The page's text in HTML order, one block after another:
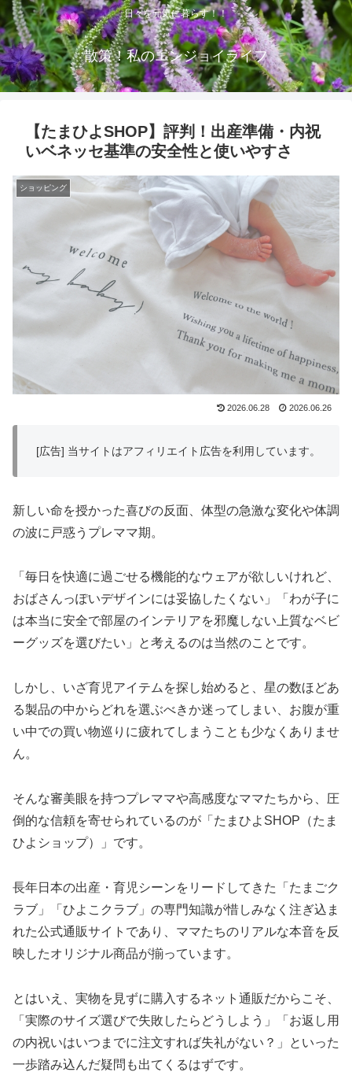
日々を元気に暮らす！！
散策！私のエンジョイライフ
【たまひよSHOP】評判！出産準備・内祝
いベネッセ基準の安全性と使いやすさ
ショッピング
2026.06.28 2026.06.26
[広告] 当サイトはアフィリエイト広告を利用しています。
新しい命を授かった喜びの反面、体型の急激な変化や体調
の波に戸惑うプレママ期。
「毎日を快適に過ごせる機能的なウェアが欲しいけれど、
おばさんっぽいデザインには妥協したくない」「わが子に
は本当に安全で部屋のインテリアを邪魔しない上質なベビ
ーグッズを選びたい」と考えるのは当然のことです。
しかし、いざ育児アイテムを探し始めると、星の数ほどあ
る製品の中からどれを選ぶべきか迷ってしまい、お腹が重
い中での買い物巡りに疲れてしまうことも少なくありませ
ん。
そんな審美眼を持つプレママや高感度なママたちから、圧
倒的な信頼を寄せられているのが「たまひよSHOP（たま
ひよショップ）」です。
長年日本の出産・育児シーンをリードしてきた「たまごク
ラブ」「ひよこクラブ」の専門知識が惜しみなく注ぎ込ま
れた公式通販サイトであり、ママたちのリアルな本音を反
映したオリジナル商品が揃っています。
とはいえ、実物を見ずに購入するネット通販だからこそ、
「実際のサイズ選びで失敗したらどうしよう」「お返し用
の内祝いはいつまでに注文すれば失礼がない？」といった
一歩踏み込んだ疑問も出てくるはずです。